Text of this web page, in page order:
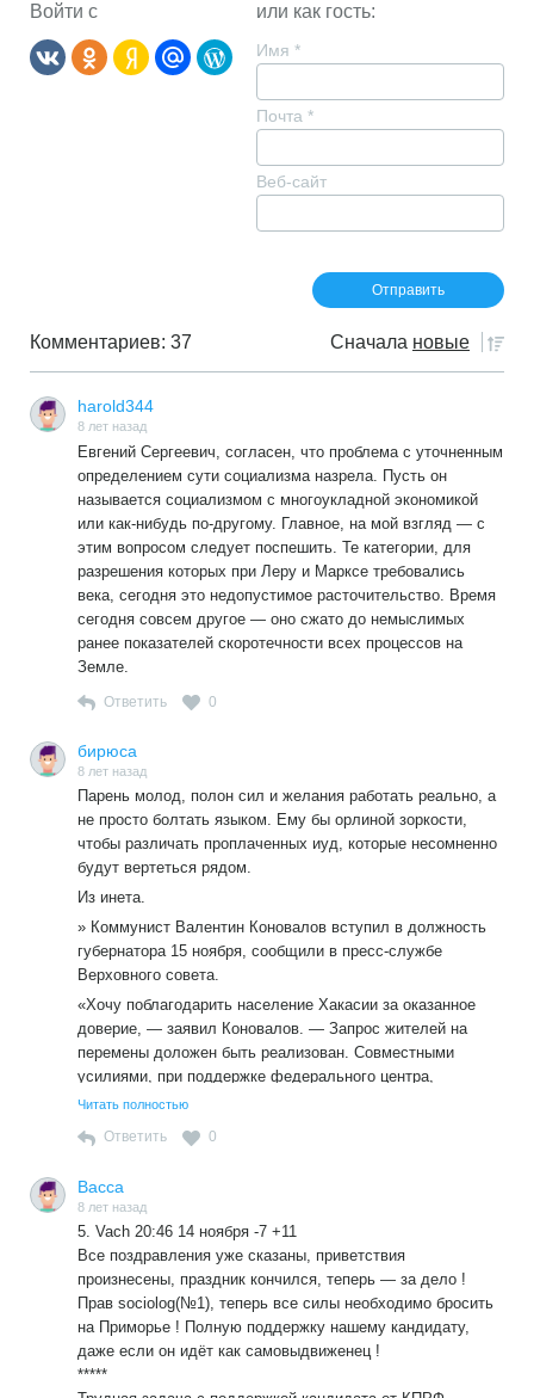
Войти с или как гость:
Имя *
Почта *
Веб-сайт
Комментариев: 37 Сначала новые
harold344
8 лет назад
Евгений Сергеевич, согласен, что проблема с уточненным
определением сути социализма назрела. Пусть он
называется социализмом с многоукладной экономикой
или как-нибудь по-другому. Главное, на мой взгляд — с
этим вопросом следует поспешить. Те категории, для
разрешения которых при Леру и Марксе требовались
века, сегодня это недопустимое расточительство. Время
сегодня совсем другое — оно сжато до немыслимых
ранее показателей скоротечности всех процессов на
Земле.
Ответить 0
бирюса
8 лет назад
Парень молод, полон сил и желания работать реально, а
не просто болтать языком. Ему бы орлиной зоркости,
чтобы различать проплаченных иуд, которые несомненно
будут вертеться рядом.
Из инета.
» Коммунист Валентин Коновалов вступил в должность
губернатора 15 ноября, сообщили в пресс-службе
Верховного совета.
«Хочу поблагодарить население Хакасии за оказанное
доверие, — заявил Коновалов. — Запрос жителей на
перемены доложен быть реализован. Совместными
усилиями, при поддержке федерального центра,
республике удастся преодолеть кризисные явления и
Вице-премьеры и министры, которые не успели уйти в
приставку и.о. Он назначил своим первым заместителем
депутата Верховного совета Андрея Асочакова. Замом,
который будет курировать аппарат, стал коммунист
Богдан Павленко, который 14 ноября покинул кресло мэра
города Донской Тульской области.
Коновалов уже провел первое заседание правительства,
узнало ИА «Хакасия».
Читать полностью
Ответить 0
Васса
8 лет назад
5. Vach 20:46 14 ноября -7 +11
Все поздравления уже сказаны, приветствия
произнесены, праздник кончился, теперь — за дело !
Прав sociolog(№1), теперь все силы необходимо бросить
на Приморье ! Полную поддержку нашему кандидату,
даже если он идёт как самовыдвиженец !
*****